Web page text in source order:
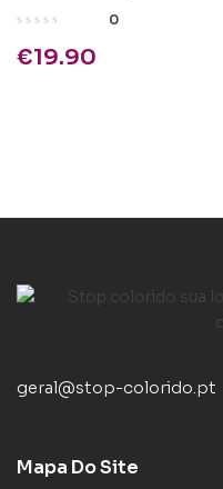
HP303 Preto
0
€19.90
geral@stop-colorido.pt
Mapa Do Site